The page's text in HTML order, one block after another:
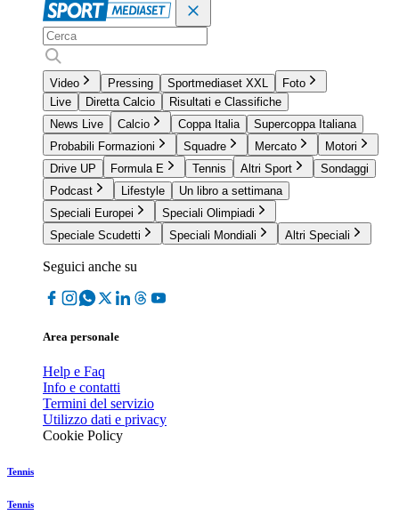
Video Pressing Sportmediaset XXL
Foto
Live
Diretta Calcio
Risultati e Classifiche
News Live
Calcio Coppa Italia
Supercoppa Italiana
Probabili Formazioni
Squadre Mercato
Motori
Drive UP
Formula E Tennis Altri Sport
Sondaggi
Podcast
Lifestyle
Un libro a settimana
Speciali Europei
Speciali Olimpiadi
Speciale Scudetti
Speciali Mondiali Altri Speciali
Seguici anche su
Area personale
Help e Faq
Info e contatti
Termini del servizio
Utilizzo dati e privacy
Cookie Policy
Tennis
Tennis